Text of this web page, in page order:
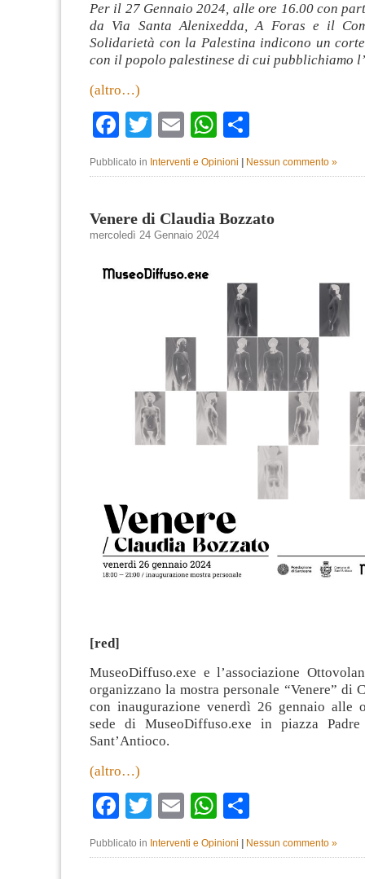
Per il 27 Gennaio 2024, alle ore 16.00 con
da Via Santa Alenixedda, A Foras e il
Solidarietà con la Palestina indicono un
con il popolo palestinese di cui pubblichiamo
(altro…)
Facebook
TwitterEmailWhatsApp
Pubblicato in Interventi e Opinioni | Nessun commento »
Venere di Claudia Bozzato
mercoledì 24 Gennaio 2024
[red]
MuseoDiffuso.exe e l’associazione
organizzano la mostra personale “Venere” di
con inaugurazione venerdì 26 gennaio alle
sede di MuseoDiffuso.exe in piazza
Sant’Antioco.
(altro…)
Facebook
Twitter
EmailWhatsApp
Pubblicato in Interventi e Opinioni | Nessun commento »